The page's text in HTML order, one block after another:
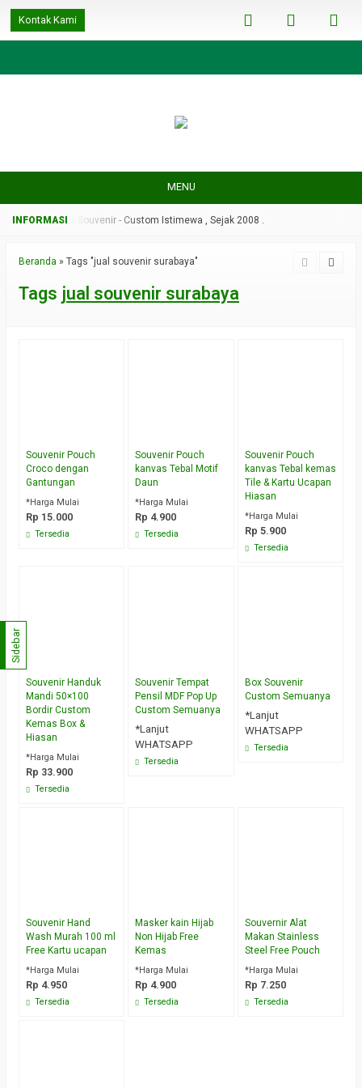
google-site-
verification=ulGFAYaRwT3xFs4fCyDEYtZPCSlyYvbOPvhRRObUW-A
Kontak Kami
MENU
Nabata Souvenir - Custom Istimewa , Sejak 2008 .
Beranda » Tags "jual souvenir surabaya"
Tags jual souvenir surabaya
Souvenir Pouch
Croco dengan
Gantungan
*Harga Mulai
Rp 15.000
Tersedia
Souvenir Pouch
kanvas Tebal Motif
Daun
*Harga Mulai
Rp 4.900
Tersedia
Souvenir Pouch
kanvas Tebal kemas
Tile & Kartu Ucapan
Hiasan
*Harga Mulai
Rp 5.900
Tersedia
Souvenir Handuk
Mandi 50×100
Bordir Custom
Kemas Box &
Hiasan
*Harga Mulai
Rp 33.900
Tersedia
Souvenir Tempat
Pensil MDF Pop Up
Custom Semuanya
*Lanjut
WHATSAPP
Tersedia
Box Souvenir
Custom Semuanya
*Lanjut
WHATSAPP
Tersedia
Souvenir Hand
Wash Murah 100 ml
Free Kartu ucapan
*Harga Mulai
Rp 4.950
Tersedia
Masker kain Hijab
Non Hijab Free
Kemas
*Harga Mulai
Rp 4.900
Tersedia
Souvernir Alat
Makan Stainless
Steel Free Pouch
*Harga Mulai
Rp 7.250
Tersedia
Sidebar